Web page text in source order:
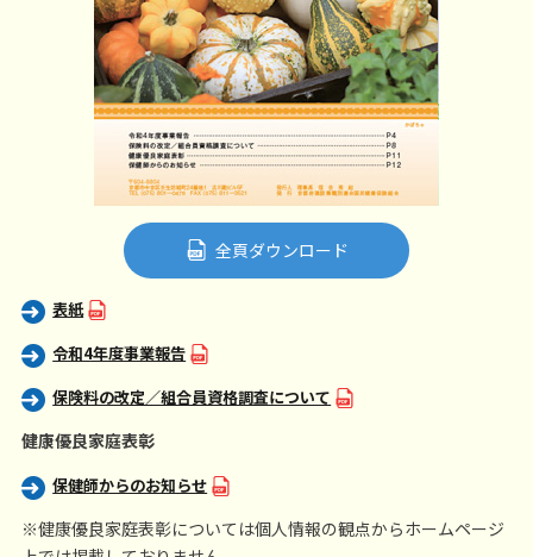
全頁ダウンロード
表紙
令和4年度事業報告
保険料の改定／組合員資格調査について
健康優良家庭表彰
保健師からのお知らせ
※健康優良家庭表彰については個人情報の観点からホームページ